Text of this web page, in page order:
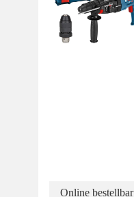
Online bestellbar